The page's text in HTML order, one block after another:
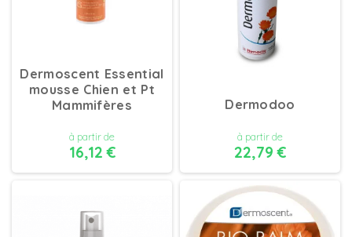
Dermoscent Essential
mousse Chien et Pt
Mammifères
à partir de
16,12 €
DÉTAILS
Dermodoo
à partir de
22,79 €
DÉTAILS